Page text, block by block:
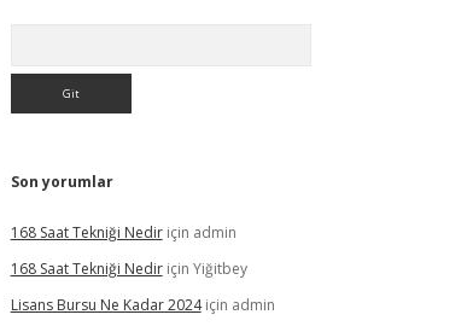
Son yorumlar
168 Saat Tekniği Nediriçin admin
168 Saat Tekniği Nediriçin Yiğitbey
Lisans Bursu Ne Kadar 2024için admin